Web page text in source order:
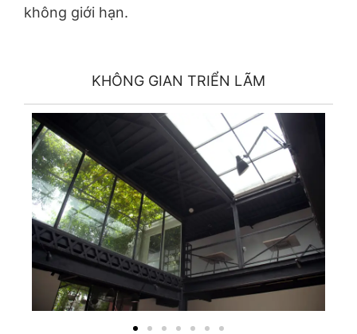
không giới hạn.
KHÔNG GIAN TRIỂN LÃM